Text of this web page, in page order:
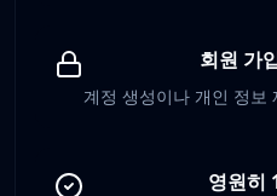
회원 가
계정 생성이나 개인 정보
영원히